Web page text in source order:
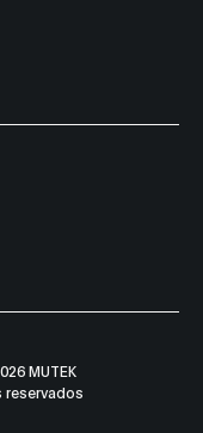
MUTEK
reservados